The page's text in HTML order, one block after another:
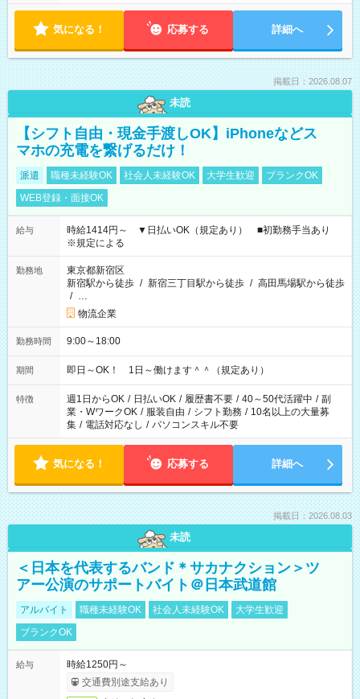
気になる！ 応募する 詳細へ
掲載日：2026.08.07
未読
【シフト自由・現金手渡しOK】iPhoneなどス
マホの充電を繋げるだけ！
派遣 職種未経験OK 社会人未経験OK 大学生歓迎
ブランクOK
WEB登録・面接OK
給与
時給1414円～ ▼日払いOK（規定あり） ■初勤務手当あり
※規定による
勤務地
東京都新宿区
新宿駅から徒歩 / 新宿三丁目駅から徒歩 / 高田馬場駅から徒歩
/ …
物流企業
勤務時間 9:00～18:00
期間 即日～OK！ 1日～働けます＾＾（規定あり）
特徴 週1日からOK / 日払いOK / 履歴書不要 / 40～50代活躍中 / 副
業・WワークOK / 服装自由 / シフト勤務 / 10名以上の大量募
集 / 電話対応なし / パソコンスキル不要
気になる！ 応募する 詳細へ
掲載日：2026.08.03
未読
＜日本を代表するバンド＊サカナクション＞ツ
アー公演のサポートバイト＠日本武道館
アルバイト 職種未経験OK 社会人未経験OK
大学生歓迎
ブランクOK
給与
時給1250円～
交通費別途支給あり